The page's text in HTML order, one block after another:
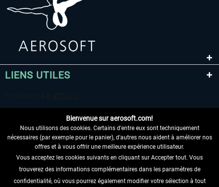
A320 Family professional Bundle
80,62 € *
LIENS UTILES
RENONCER AU CONTRAT ICI
INFORMATIONS
Bienvenue sur aerosoft.com!
Nous utilisons des cookies. Certains d'entre eux sont techniquement
nécessaires (par exemple pour le panier), d'autres nous aident à améliorer nos
offres et à vous offrir une meilleure expérience utilisateur.
Vous acceptez les cookies suivants en cliquant sur Accepter tout. Vous
trouverez des informations complémentaires dans les paramètres de
confidentialité, où vous pourrez également modifier votre sélection à tout